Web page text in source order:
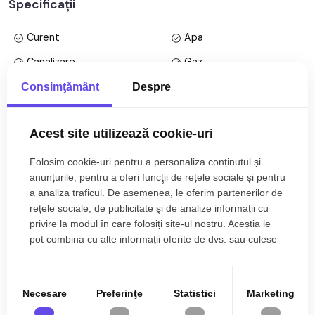
• Bucatarie;
• Living cu balcon;
• Dormitor;
Finisajele interioare sunt moderne:
• Usa intrare: metal;
• Tamplarie ferestre: pvc;
• Pereti: vopsea lavabila;
• Podele: parchet, gresie.
Utilitati si dotari:
• Bucatarie: mobilata, utilata;
• Mobilat: complet;
• Contorizare: apometre, contor gaz, contor curent electric;
Specificații
Curent
Apa
Canalizare
Gaz
CATV
Incalzire pardoseala
Aer conditionat
Exterior
Bloc izolat termic
Vopsea lavabila
Parchet
Gresie
Finisat
PVC
Metal
Contor gaz
Complet
Mai multe specificații
Emilian Niculiciu
Director agentie Cluj-
Consimţământ Despre
Acest site utilizează cookie-uri
Folosim cookie-uri pentru a personaliza conținutul și
anunțurile, pentru a oferi funcţii de rețele sociale și pentru
a analiza traficul. De asemenea, le oferim partenerilor de
rețele sociale, de publicitate şi de analize informații cu
privire la modul în care folosiți site-ul nostru. Aceștia le
pot combina cu alte informații oferite de dvs. sau culese
Necesare Preferinţe Statistici Marketing